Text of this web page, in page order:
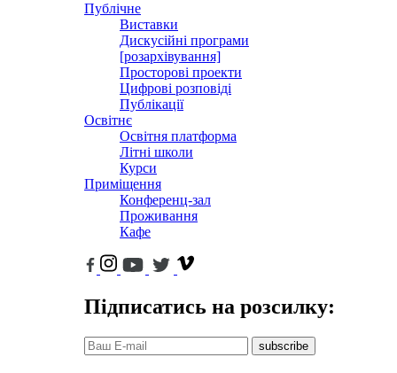
Публічне
Виставки
Дискусійні програми
[розархівування]
Просторові проекти
Цифрові розповіді
Публікації
Освітнє
Освітня платформа
Літні школи
Курси
Приміщення
Конференц-зал
Проживання
Кафе
Підписатись на розсилку:
subscribe